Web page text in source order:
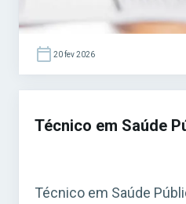
20 fev 2026
Técnico em Saúde
Técnico em Saúde